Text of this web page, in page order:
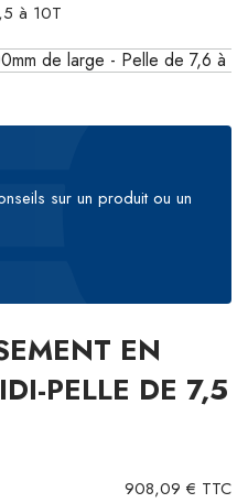
à 10T
sur un produit ou un
EN
PELLE DE 7,5
908,09 € TTC